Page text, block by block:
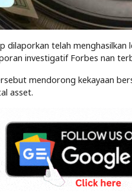
dilaporkan telah
investigatif Forbes nan
mendorong kekayaan
asset.